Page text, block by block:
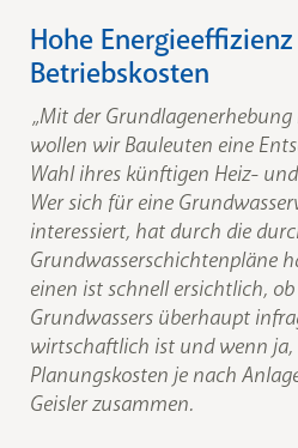
Hohe
Betriebskosten
„Mit der
wollen wir Bauleuten eine
Wahl ihres künftigen Heiz-
Wer sich für eine
interessiert, hat durch die
Grundwasserschichtenpläne
einen ist schnell ersichtlich,
Grundwassers überhaupt
wirtschaftlich ist und wenn ja,
Planungskosten je nach
Geisler zusammen.